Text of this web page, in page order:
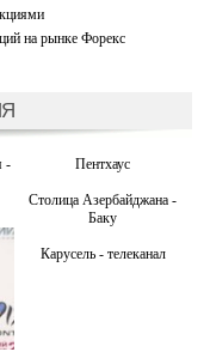
на рынке Форекс
-
Пентхаус
Столица Азербайджана -
Баку
Карусель - телеканал